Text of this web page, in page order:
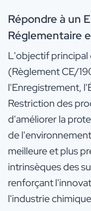
Répondre à un
Réglementaire
L'objectif principal
(Règlement CE/
l'Enregistrement,
Restriction des
d'améliorer la
de
meilleure et plus
intrinsèques des
renforçant
l'industrie